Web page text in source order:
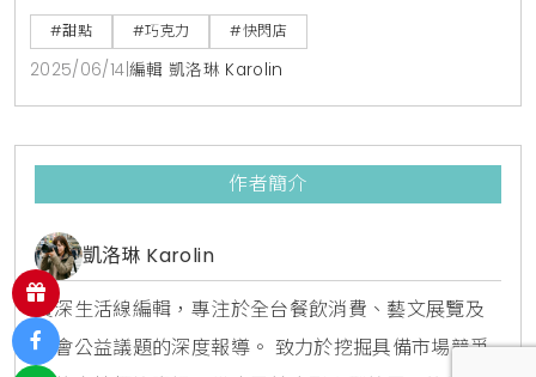
物 No.1」的品牌 ，由德際精品全新引進，於即日起至七
月六日，在台北 SOGO 百貨復興館 B3 樓中央手扶梯
旁，展開為期一個月的獨家快閃活動 。對於追求生活品
味，喜愛獨特甜點，或是正在尋找別緻贈禮的消費者而
言，Message de Rose
#甜點 #巧克力 #快閃店
2025/06/14 編輯 凱洛琳 Karolin
作者簡介
凱洛琳 Karolin
資深生活線編輯，專注於全台餐飲消費、藝文展覽及
社會公益議題的深度報導。 致力於挖掘具備市場競爭